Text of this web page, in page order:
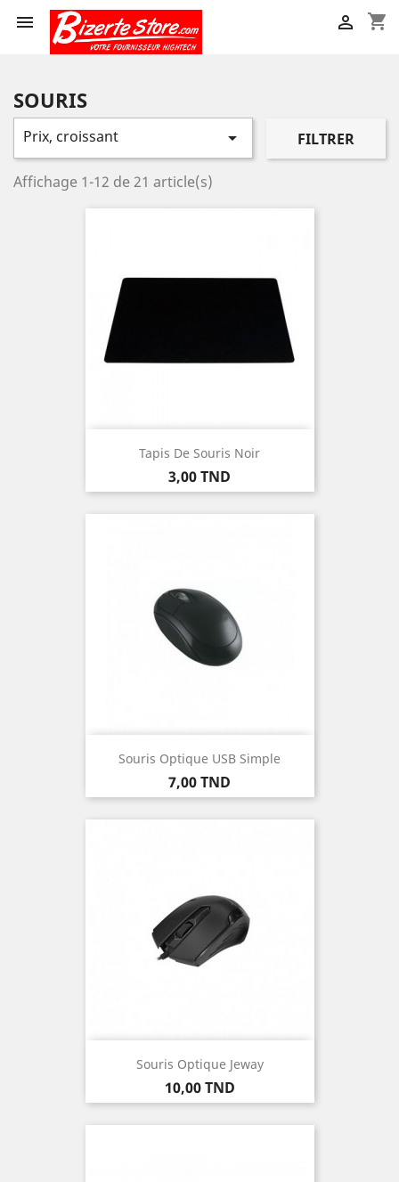
 shopping_cart

SOURIS
Prix, croissant  FILTRER
Affichage 1-12 de 21 article(s)
Tapis De Souris Noir
Prix
3,00 TND
Souris Optique USB Simple
Prix
7,00 TND
Souris Optique Jeway
Prix
10,00 TND